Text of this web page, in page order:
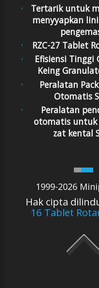
1999-2026
Hak cipta
16 Tablet
Tertarik untuk
menyyapkan
RZC-27 Tablet
Efisiensi Tinggi
Keing
Peralatan
Otomatis
Peralatan
otomatis untuk
zat kental